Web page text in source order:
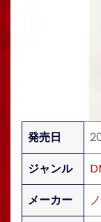
発売日
ジャンル
メーカー